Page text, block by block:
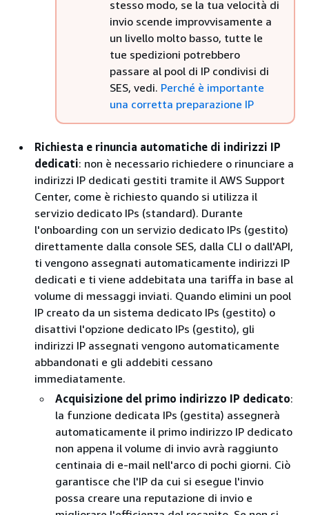
stesso modo, se la tua velocità di
invio scende improvvisamente a
un livello molto basso, tutte le
tue spedizioni potrebbero
passare al pool di IP condivisi di
SES, vedi. Perché è importante
una corretta preparazione IP
Richiesta e rinuncia automatiche di indirizzi IP
dedicati: non è necessario richiedere o rinunciare a
indirizzi IP dedicati gestiti tramite il AWS Support
Center, come è richiesto quando si utilizza il
servizio dedicato IPs (standard). Durante
l'onboarding con un servizio dedicato IPs (gestito)
direttamente dalla console SES, dalla CLI o dall'API,
ti vengono assegnati automaticamente indirizzi IP
dedicati e ti viene addebitata una tariffa in base al
volume di messaggi inviati. Quando elimini un pool
IP creato da un sistema dedicato IPs (gestito) o
disattivi l'opzione dedicato IPs (gestito), gli
indirizzi IP assegnati vengono automaticamente
abbandonati e gli addebiti cessano
immediatamente.
Acquisizione del primo indirizzo IP dedicato:
la funzione dedicata IPs (gestita) assegnerà
automaticamente il primo indirizzo IP dedicato
non appena il volume di invio avrà raggiunto
centinaia di e-mail nell'arco di pochi giorni. Ciò
garantisce che l'IP da cui si esegue l'invio
possa creare una reputazione di invio e